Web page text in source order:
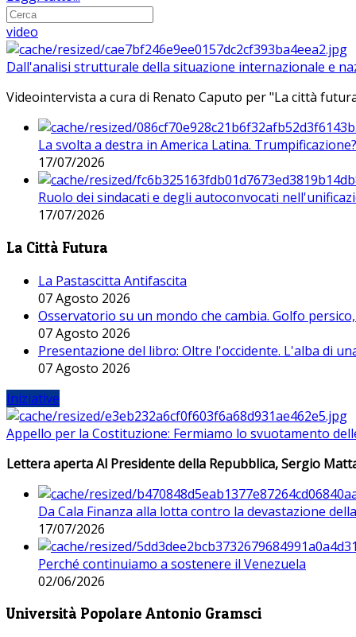
video
Dall'analisi strutturale della situazione internazionale e
Videointervista a cura di Renato Caputo per "La città
La svolta a destra in America Latina. Trumpificazione?
17/07/2026
Ruolo dei sindacati e degli autoconvocati
17/07/2026
La Città Futura
La Pastascitta Antifascita
07 Agosto 2026
Osservatorio su un mondo che cambia. Golfo
07 Agosto 2026
Presentazione del libro: Oltre l'occidente. L'alba di
07 Agosto 2026
Iniziative
Appello per la Costituzione: Fermiamo lo svuotamento
Lettera aperta Al Presidente della Repubblica, Sergio
Da Cala Finanza alla lotta contro la devastazione
17/07/2026
Perché continuiamo a sostenere il Venezuela
02/06/2026
Università Popolare Antonio Gramsci